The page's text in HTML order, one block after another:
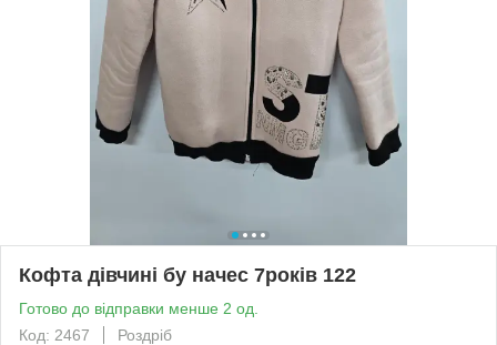
Кофта дівчині бу начес 7років 122
Готово до відправки менше 2 од.
Код: 2467
Роздріб